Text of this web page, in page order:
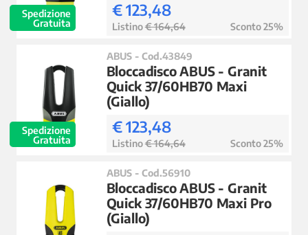
Spedizione
Gratuita
€ 123,48
Listino€ 164,64 Sconto 25%
Spedizione
Gratuita
ABUS - Cod.43849
Bloccadisco ABUS - Granit
Quick 37/60HB70 Maxi
(Giallo)
€ 123,48
Listino€ 164,64 Sconto 25%
ABUS - Cod.56910
Bloccadisco ABUS - Granit
Quick 37/60HB70 Maxi Pro
(Giallo)